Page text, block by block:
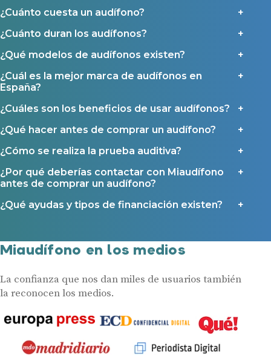
¿Cuánto cuesta un audífono?
¿Cuánto duran los audífonos?
¿Qué modelos de audífonos existen?
¿Cuál es la mejor marca de audífonos en
España?
¿Cuáles son los beneficios de usar audífonos?
¿Qué hacer antes de comprar un audífono?
¿Cómo se realiza la prueba auditiva?
¿Por qué deberías contactar con Miaudífono
antes de comprar un audífono?
¿Qué ayudas y tipos de financiación existen?
Miaudífono en los medios
La confianza que nos dan miles de usuarios también
la reconocen los medios.
Ayudas y subvenciones
Ayuda Miaudífono hasta 200€*
Ayudas para audífonos en Castilla-La Mancha
Ayudas para audífonos en Andalucía
Ayudas para audífonos en Galicia
Ayudas y subvenciones en Asturias
Contacto
Contáctanos